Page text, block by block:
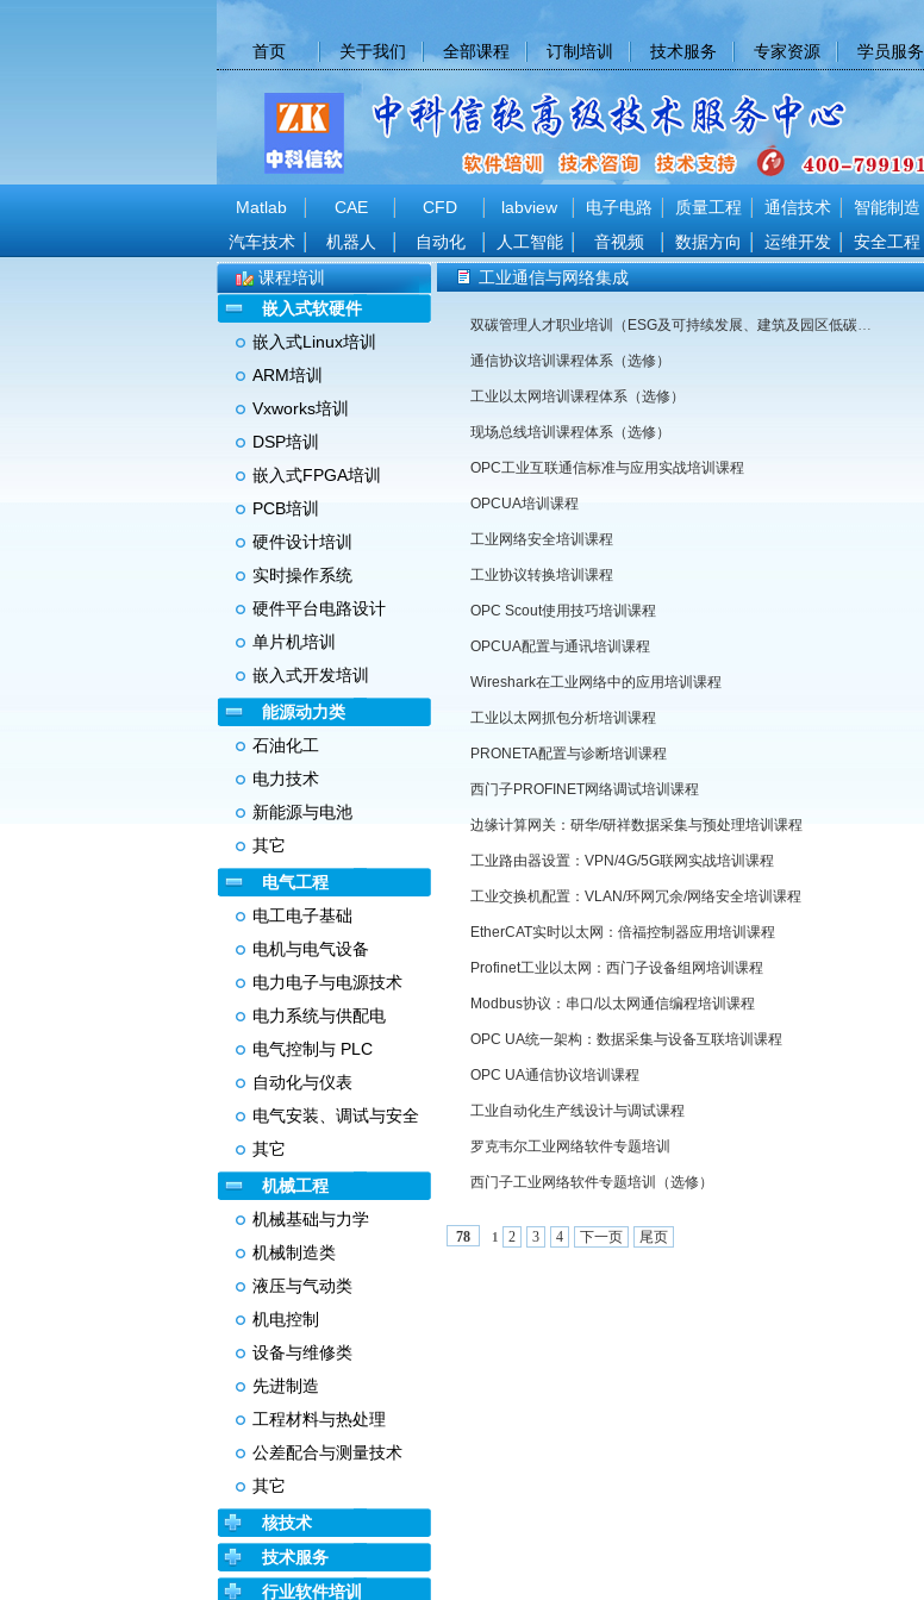
首页 关于我们 全部课程 订制培训 技术服务 专家资源 学员服务
Matlab CAE CFD labview 电子电路 质量工程 通信技术 智能制造
汽车技术
机器人 自动化 人工智能 音视频 数据方向 运维开发 安全工程
课程培训
嵌入式软硬件
嵌入式Linux培训
ARM培训
Vxworks培训
DSP培训
嵌入式FPGA培训
PCB培训
硬件设计培训
实时操作系统
硬件平台电路设计
单片机培训
嵌入式开发培训
能源动力类
石油化工
电力技术
新能源与电池
其它
电气工程
电工电子基础
电机与电气设备
电力电子与电源技术
电力系统与供配电
电气控制与 PLC
自动化与仪表
电气安装、调试与安全
其它
机械工程
机械基础与力学
机械制造类
液压与气动类
机电控制
设备与维修类
先进制造
工程材料与热处理
公差配合与测量技术
其它
核技术
技术服务
行业软件培训
工业通信与网络集成
双碳管理人才职业培训（ESG及可持续发展、建筑及园区低碳管理）培训课程
通信协议培训课程体系（选修）
工业以太网培训课程体系（选修）
现场总线培训课程体系（选修）
OPC工业互联通信标准与应用实战培训课程
OPCUA培训课程
工业网络安全培训课程
工业协议转换培训课程
OPC Scout使用技巧培训课程
OPCUA配置与通讯培训课程
Wireshark在工业网络中的应用培训课程
工业以太网抓包分析培训课程
PRONETA配置与诊断培训课程
西门子PROFINET网络调试培训课程
边缘计算网关：研华/研祥数据采集与预处理培训课程
工业路由器设置：VPN/4G/5G联网实战培训课程
工业交换机配置：VLAN/环网冗余/网络安全培训课程
EtherCAT实时以太网：倍福控制器应用培训课程
Profinet工业以太网：西门子设备组网培训课程
Modbus协议：串口/以太网通信编程培训课程
OPC UA统一架构：数据采集与设备互联培训课程
OPC UA通信协议培训课程
工业自动化生产线设计与调试课程
罗克韦尔工业网络软件专题培训
西门子工业网络软件专题培训（选修）
78 1 2 3 4 下一页 尾页